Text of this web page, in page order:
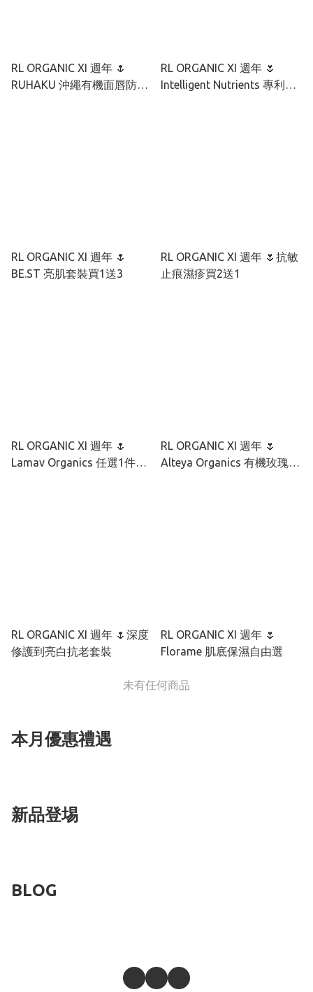
RL ORGANIC XI 週年 🌷
RUHAKU 沖繩有機面唇防曬
RL ORGANIC XI 週年 🌷
Intelligent Nutrients 專利種
RL ORGANIC XI 週年 🌷
BE.ST 亮肌套裝買1送3
RL ORGANIC XI 週年 🌷抗敏
止痕濕疹買2送1
RL ORGANIC XI 週年 🌷
Lamav Organics 任選1件9
RL ORGANIC XI 週年 🌷
Alteya Organics 有機玫瑰彩
RL ORGANIC XI 週年 🌷深度
修護到亮白抗老套裝
RL ORGANIC XI 週年 🌷
Florame 肌底保濕自由選
未有任何商品
本月優惠禮遇
新品登埸
BLOG